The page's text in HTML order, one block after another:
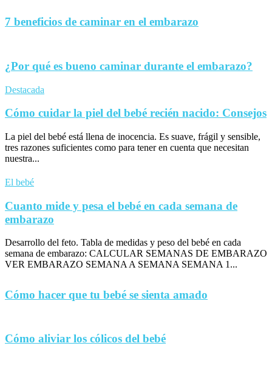
7 beneficios de caminar en el embarazo
¿Por qué es bueno caminar durante el embarazo?
Destacada
Cómo cuidar la piel del bebé recién nacido: Consejos
La piel del bebé está llena de inocencia. Es suave, frágil y sensible,
tres razones suficientes como para tener en cuenta que necesitan
nuestra...
El bebé
Cuanto mide y pesa el bebé en cada semana de
embarazo
Desarrollo del feto. Tabla de medidas y peso del bebé en cada
semana de embarazo: CALCULAR SEMANAS DE EMBARAZO
VER EMBARAZO SEMANA A SEMANA SEMANA 1...
Cómo hacer que tu bebé se sienta amado
Cómo aliviar los cólicos del bebé